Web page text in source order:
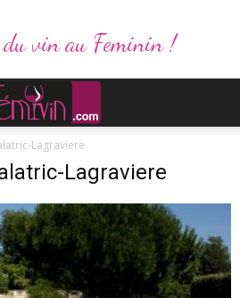
vin au Feminin !
Lagraviere
Lagraviere